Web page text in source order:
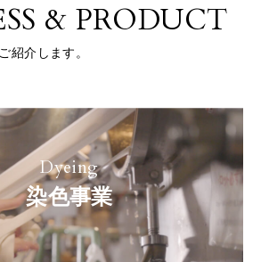
& PRODUCT
紹介します。
Dyeing
染色事業